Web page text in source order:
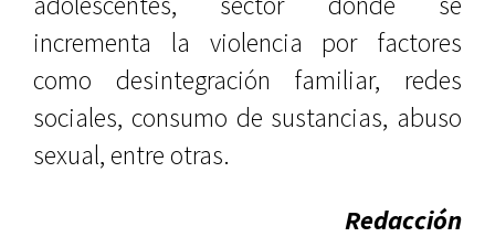
incrementa la violencia por factores
como desintegración familiar, redes
sociales, consumo de sustancias, abuso
sexual, entre otras.
Redacción